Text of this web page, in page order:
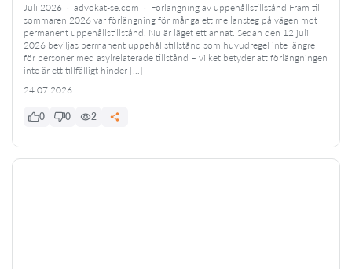
Juli 2026 · advokat-se.com · Förlängning av uppehållstillstånd Fram till
sommaren 2026 var förlängning för många ett mellansteg på vägen mot
permanent uppehållstillstånd. Nu är läget ett annat. Sedan den 12 juli
2026 beviljas permanent uppehållstillstånd som huvudregel inte längre
för personer med asylrelaterade tillstånd – vilket betyder att förlängningen
inte är ett tillfälligt hinder […]
24.07.2026
0 0 2